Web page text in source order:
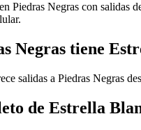
Piedras Negras con
Negras tiene
salidas a Piedras Negras
de Estrella